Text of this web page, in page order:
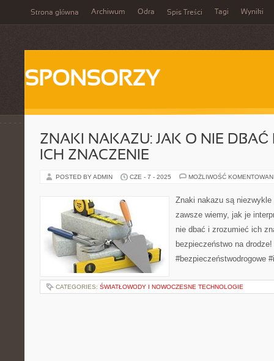
Strona główna Archiwum Odra Spis Treści Tagi Wyniki
SPONSORZY
ZNAKI NAKAZU: JAK O NIE DBAĆ
ICH ZNACZENIE
POSTED BY ADMIN CZE - 7 - 2025 MOŻLIWOŚĆ
Znaki nakazu są
zawsze wiemy, jak je
nie dbać i zrozumieć ich
bezpieczeństwo na
#bezpieczeństwodrogowe
CATEGORIES: ŚWIATŁOWODY I NOWOCZESNE TECHNOLOGIE